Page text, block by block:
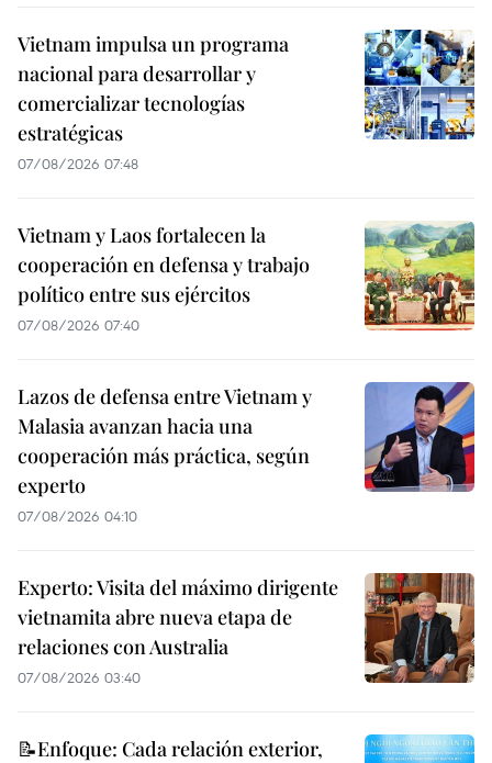
Vietnam impulsa un programa
nacional para desarrollar y
comercializar tecnologías
estratégicas
07/08/2026 07:48
Vietnam y Laos fortalecen la
cooperación en defensa y trabajo
político entre sus ejércitos
07/08/2026 07:40
Lazos de defensa entre Vietnam y
Malasia avanzan hacia una
cooperación más práctica, según
experto
07/08/2026 04:10
Experto: Visita del máximo dirigente
vietnamita abre nueva etapa de
relaciones con Australia
07/08/2026 03:40
📝Enfoque: Cada relación exterior,